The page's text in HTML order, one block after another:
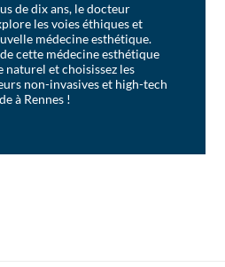
de dix ans, le docteur
les voies éthiques et
médecine esthétique.
cette médecine esthétique
naturel et choisissez les
non-invasives et high-tech
à Rennes !